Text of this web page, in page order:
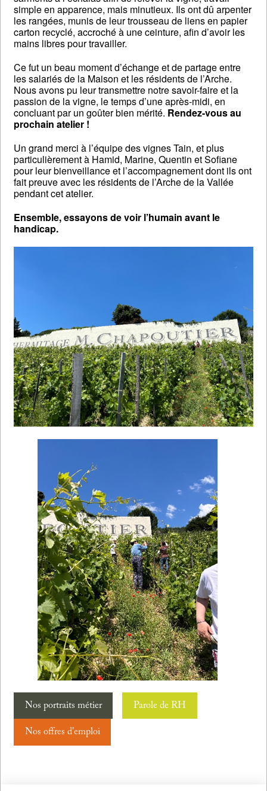
simple en apparence, mais minutieux. Ils ont dû arpenter
les rangées, munis de leur trousseau de liens en papier
carton recyclé, accroché à une ceinture, afin d’avoir les
mains libres pour travailler.
Ce fut un beau moment d’échange et de partage entre
les salariés de la Maison et les résidents de l’Arche.
Nous avons pu leur transmettre notre savoir-faire et la
passion de la vigne, le temps d’une après-midi, en
concluant par un goûter bien mérité. Rendez-vous au
prochain atelier !
Un grand merci à l’équipe des vignes Tain, et plus
particulièrement à Hamid, Marine, Quentin et Sofiane
pour leur bienveillance et l’accompagnement dont ils ont
fait preuve avec les résidents de l’Arche de la Vallée
pendant cet atelier.
Ensemble, essayons de voir l’humain avant le
handicap.
Nos portraits métier Parole de RH
Nos offres d'emploi